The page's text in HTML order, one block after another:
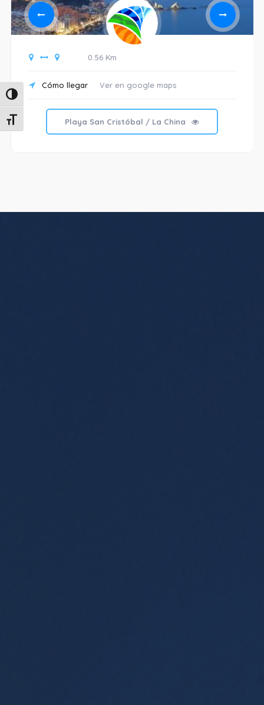
Alternar alto contraste
Alternar tamaño de letra
0.56 Km
Cómo llegar Ver en google maps
Playa San Cristóbal / La China